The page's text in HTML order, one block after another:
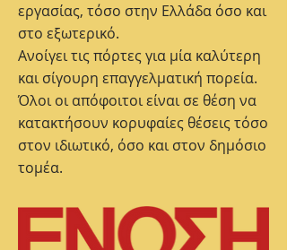
εργασίας, τόσο στην Ελλάδα όσο και
στο εξωτερικό.
Ανοίγει τις πόρτες για μία καλύτερη
και σίγουρη επαγγελματική πορεία.
Όλοι οι απόφοιτοι είναι σε θέση να
κατακτήσουν κορυφαίες θέσεις τόσο
στον ιδιωτικό, όσο και στον δημόσιο
τομέα.